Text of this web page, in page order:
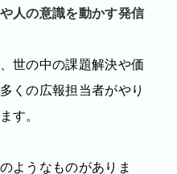
人の意識を動かす発信
世の中の課題解決や価
くの広報担当者がやり
す。
ようなものがありま